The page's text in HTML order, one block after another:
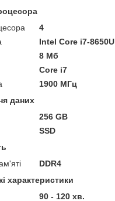
4
Intel Core i7-8650U
8 Мб
Core i7
1900 МГц
даних
256 GB
SSD
DDR4
характеристики
90 - 120 хв.